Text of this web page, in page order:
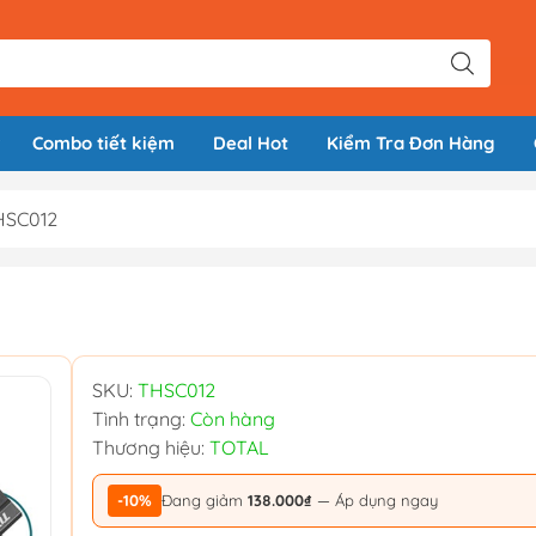
Combo tiết kiệm Deal Hot Kiểm Tra Đơn Hàng
SKU: THSC012
Tình trạng: Còn hàng
Thương hiệu: TOTAL
-10% Đang giảm 138.000₫ — Áp dụng ngay